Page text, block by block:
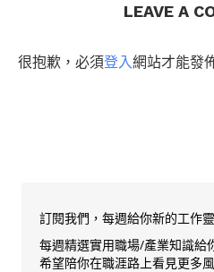
LEAVE A
很抱歉，必須登入網站才能發
訂閱我們，每週給你新的工作
每週精選實用職場/產業知識給
希望陪你在職涯路上看見更多